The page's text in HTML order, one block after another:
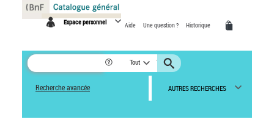
Espace personnel Aide Une question ? Historique
Tout
Recherche avancée AUTRES RECHERCHES
Panneau de gestion des cookies